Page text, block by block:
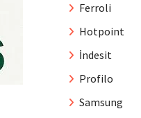
Ferroli
Hotpoint
İndesit
Profilo
Samsung